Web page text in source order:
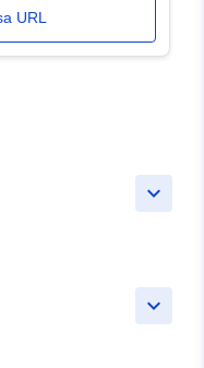
URL
keyboard_arrow_down
keyboard_arrow_down